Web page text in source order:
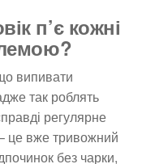
п’є кожні
випивати
так роблять
регулярне
це вже тривожний
без чарки,